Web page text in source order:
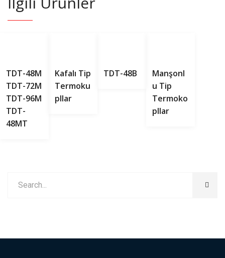
TDT-48M
TDT-72M
TDT-96M
TDT-
48MT
Kafalı Tip
Termoku
Pllar
TDT-48B
Manşonl
U Tip
Termoko
Pllar